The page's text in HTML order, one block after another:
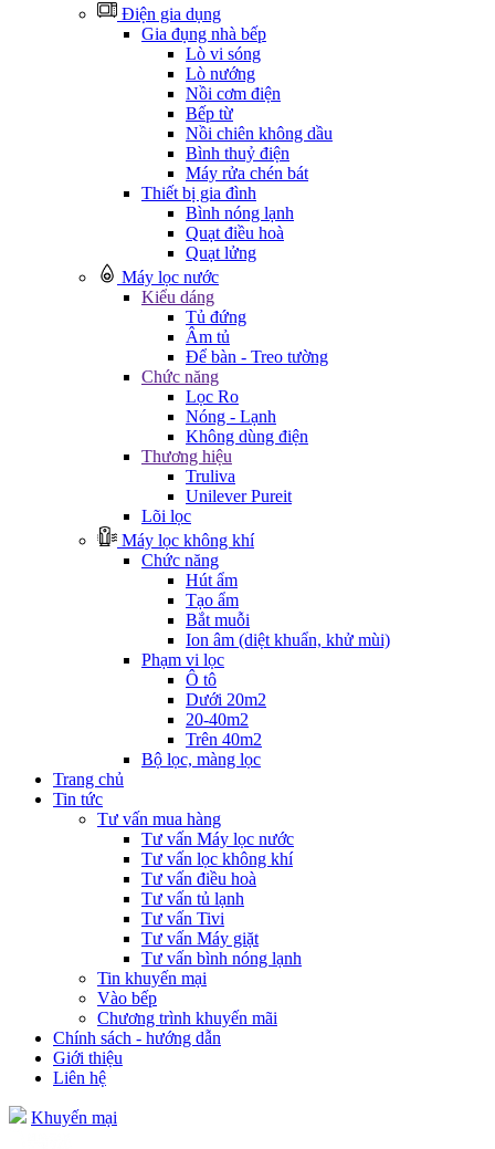
Điện gia dụng
Gia đụng nhà bếp
Lò vi sóng
Lò nướng
Nồi cơm điện
Bếp từ
Nồi chiên không dầu
Bình thuỷ điện
Máy rửa chén bát
Thiết bị gia đình
Bình nóng lạnh
Quạt điều hoà
Quạt lửng
Máy lọc nước
Kiểu dáng
Tủ đứng
Âm tủ
Để bàn - Treo tường
Chức năng
Lọc Ro
Nóng - Lạnh
Không dùng điện
Thương hiệu
Truliva
Unilever Pureit
Lõi lọc
Máy lọc không khí
Chức năng
Hút ẩm
Tạo ẩm
Bắt muỗi
Ion âm (diệt khuẩn, khử mùi)
Phạm vi lọc
Ô tô
Dưới 20m2
20-40m2
Trên 40m2
Bộ lọc, màng lọc
Trang chủ
Tin tức
Tư vấn mua hàng
Tư vấn Máy lọc nước
Tư vấn lọc không khí
Tư vấn điều hoà
Tư vấn tủ lạnh
Tư vấn Tivi
Tư vấn Máy giặt
Tư vấn bình nóng lạnh
Tin khuyến mại
Vào bếp
Chương trình khuyến mãi
Chính sách - hướng dẫn
Giới thiệu
Liên hệ
Khuyến mại